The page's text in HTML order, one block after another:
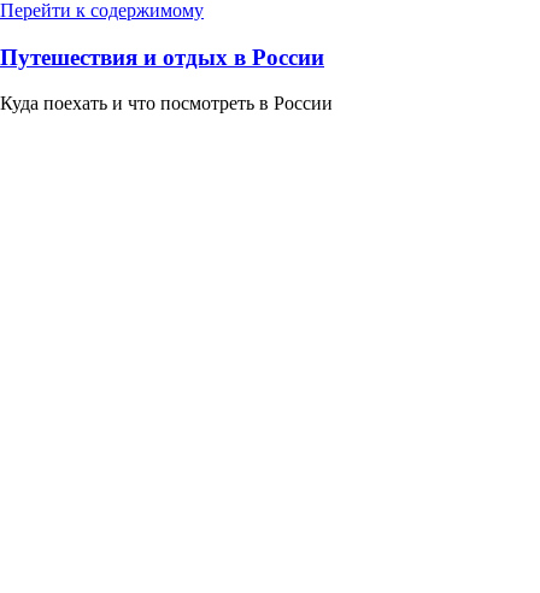
Перейти к содержимому
Путешествия и отдых в России
Куда поехать и что посмотреть в России